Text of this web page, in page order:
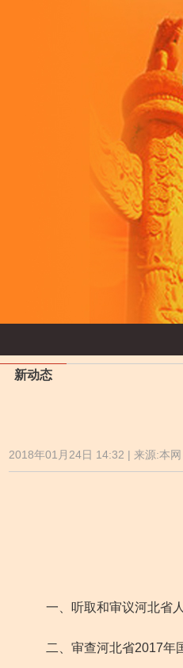
新动态
2018年01月24日 14:32 | 来源:本网
一、听取和审议河北省人
二、审查河北省2017年国